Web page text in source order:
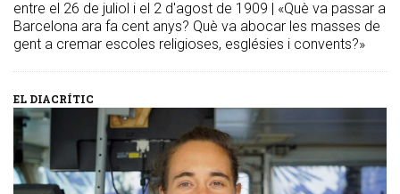
entre el 26 de juliol i el 2 d'agost de 1909 | «Què va passar a
Barcelona ara fa cent anys? Què va abocar les masses de
gent a cremar escoles religioses, esglésies i convents?»
EL DIACRÍTIC